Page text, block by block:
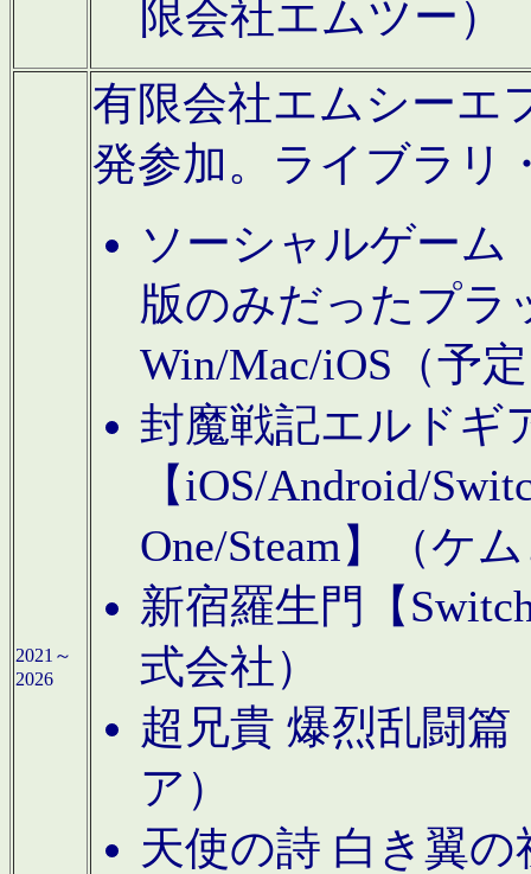
限会社エムツー）
2021～
2026
有限会社エムシーエ
発参加。ライブラリ
ソーシャルゲーム
版のみだったプラ
Win/Mac/iOS（予
封魔戦記エルドギ
【iOS/Android/
One/Steam】（ケ
新宿羅生門【
式会社）
超兄貴 爆烈乱闘篇
ア）
天使の詩 白き翼